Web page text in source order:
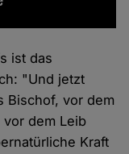
ist das
"Und jetzt
Bischof, vor dem
vor dem Leib
Kraft